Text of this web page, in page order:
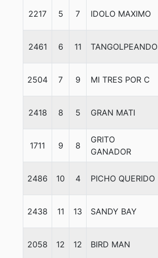
2217 5 7 IDOLO MAXIMO
2461 6 11 TANGOLPEANDO
2504 7 9 MI TRES POR C
2418 8 5 GRAN MATI
1711 9 8
GRITO
GANADOR
2486 10 4 PICHO QUERIDO
2438 11 13 SANDY BAY
2058 12 12 BIRD MAN